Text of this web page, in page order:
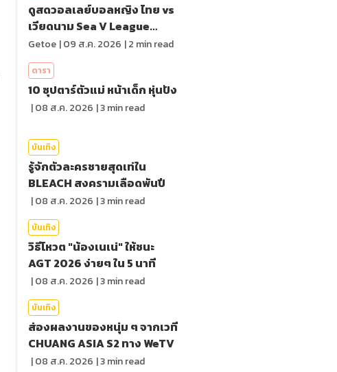
ดูสดวอลเลย์บอลหญิง ไทย vs
เวียดนาม Sea V League
2026 เลก 2
Getoe |09 ส.ค. 2026 |2 min read
ดารา
10 ซุปตาร์ตัวแม่ หน้าเด็ก หุ่นปัง
|08 ส.ค. 2026 |3min read
บันเทิง
รู้จักตัวละครชายสุดเท่ใน
BLEACH สงครามเลือดพันปี
|08 ส.ค. 2026 |3min read
บันเทิง
วิธีโหวต "น้องเนเน่" ให้ชนะ
AGT 2026 ง่ายๆ ใน 5 นาที
|08 ส.ค. 2026 |3min read
บันเทิง
ส่องผลงานของหนุ่ม ๆ จากเวที
CHUANG ASIA S2 ทาง WeTV
|08 ส.ค. 2026 |3min read